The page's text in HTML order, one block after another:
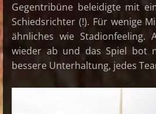
Gegentribüne beleidigte mit
Schiedsrichter (!). Für wenige
ähnliches wie Stadionfeeling.
wieder ab und das Spiel bot
bessere Unterhaltung, jedes